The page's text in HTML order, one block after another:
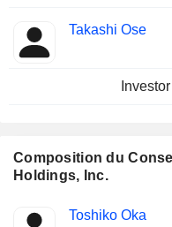
Takashi Ose
Composition du
Holdings, Inc.
Administrateur Comités
Toshiko Oka